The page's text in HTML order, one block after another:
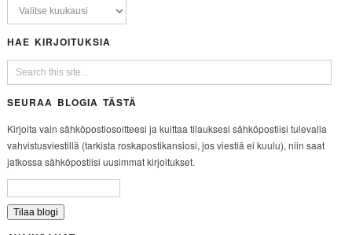
HAE KIRJOITUKSIA
SEURAA BLOGIA TÄSTÄ
Kirjoita vain sähköpostiosoitteesi ja kuittaa tilauksesi sähköpostiisi tulevalla
vahvistusviestillä (tarkista roskapostikansiosi, jos viestiä ei kuulu), niin saat
jatkossa sähköpostiisi uusimmat kirjoitukset.